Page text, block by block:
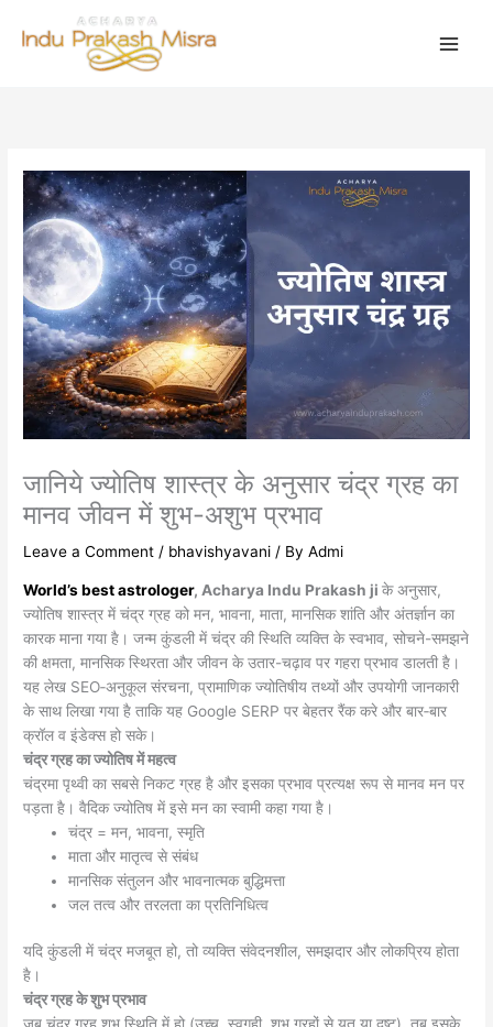
जानिये ज्योतिष शास्त्र के अनुसार चंद्र ग्रह का
मानव जीवन में शुभ-अशुभ प्रभाव
Leave a Comment / bhavishyavani / ByAdmi
World’s best astrologer, Acharya Indu Prakash jiके अनुसार,
ज्योतिष शास्त्र में चंद्र ग्रह को मन, भावना, माता, मानसिक शांति और अंतर्ज्ञान का
कारक माना गया है। जन्म कुंडली में चंद्र की स्थिति व्यक्ति के स्वभाव, सोचने-समझने
की क्षमता, मानसिक स्थिरता और जीवन के उतार-चढ़ाव पर गहरा प्रभाव डालती है।
यह लेख SEO‑अनुकूल संरचना, प्रामाणिक ज्योतिषीय तथ्यों और उपयोगी जानकारी
के साथ लिखा गया है ताकि यह Google SERP पर बेहतर रैंक करे और बार‑बार
क्रॉल व इंडेक्स हो सके।
चंद्र ग्रह का ज्योतिष में महत्व
चंद्रमा पृथ्वी का सबसे निकट ग्रह है और इसका प्रभाव प्रत्यक्ष रूप से मानव मन पर
पड़ता है। वैदिक ज्योतिष में इसे मन का स्वामी कहा गया है।
चंद्र = मन, भावना, स्मृति
माता और मातृत्व से संबंध
मानसिक संतुलन और भावनात्मक बुद्धिमत्ता
जल तत्व और तरलता का प्रतिनिधित्व
यदि कुंडली में चंद्र मजबूत हो, तो व्यक्ति संवेदनशील, समझदार और लोकप्रिय होता
है।
चंद्र ग्रह के शुभ प्रभाव